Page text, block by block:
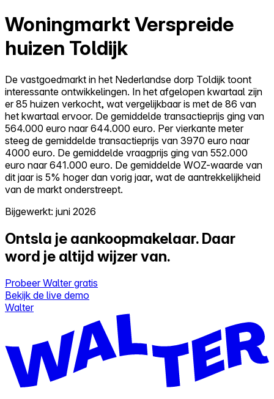
Woningmarkt Verspreide
huizen Toldijk
De vastgoedmarkt in het Nederlandse dorp Toldijk toont
interessante ontwikkelingen. In het afgelopen kwartaal zijn
er 85 huizen verkocht, wat vergelijkbaar is met de 86 van
het kwartaal ervoor. De gemiddelde transactieprijs ging van
564.000 euro naar 644.000 euro. Per vierkante meter
steeg de gemiddelde transactieprijs van 3970 euro naar
4000 euro. De gemiddelde vraagprijs ging van 552.000
euro naar 641.000 euro. De gemiddelde WOZ-waarde van
dit jaar is 5% hoger dan vorig jaar, wat de aantrekkelijkheid
van de markt onderstreept.
Bijgewerkt: juni 2026
Ontsla je aankoopmakelaar. Daar
word je altijd wijzer van.
Probeer Walter gratis
Bekijk de live demo
Walter